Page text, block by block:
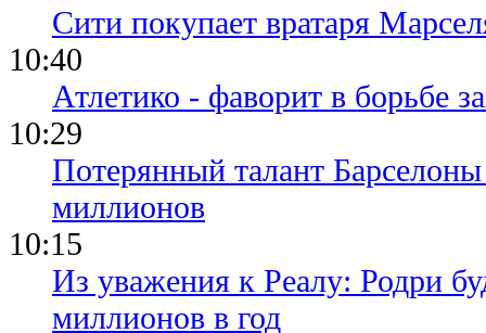
Сити покупает вратаря
10:40
Атлетико - фаворит в борьбе
10:29
Потерянный талант
миллионов
10:15
Из уважения к Реалу: Родри
миллионов в год